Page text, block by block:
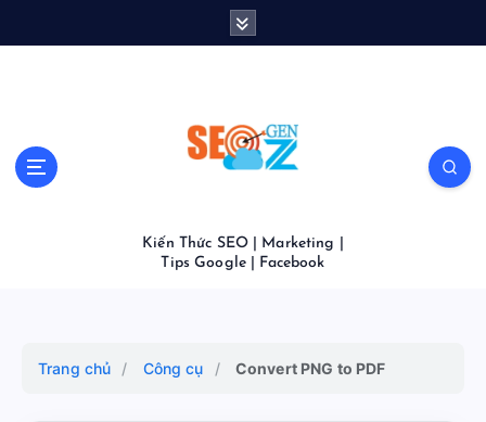
Kiến Thức SEO | Marketing |
Tips Google | Facebook
Trang chủ / Công cụ / Convert PNG to PDF